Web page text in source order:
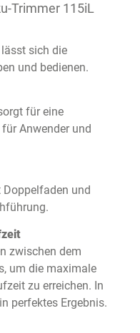
Trimmer 115iL
sich die
und bedienen.
für eine
Anwender und
Doppelfaden und
zwischen dem
um die maximale
zu erreichen. In
perfektes Ergebnis.